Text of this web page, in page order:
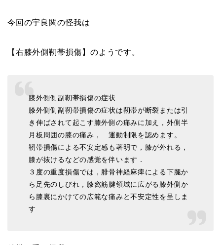
今回の宇良関の怪我は
【右膝外側靭帯損傷】のようです。
膝外側側副靭帯損傷の症状
膝外側側副靭帯損傷の症状は靭帯が断裂または引
き伸ばされて起こす膝外側の痛みに加え，外側半
月板周囲の膝の痛み， 運動制限を認めます。
靭帯損傷による不安定感も著明で，膝が外れる，
膝が抜けるなどの感覚を伴います．
３度の重度損傷では，腓骨神経麻痺による下腿か
ら足先のしびれ，膝窩筋腱領域に広がる膝外側か
ら膝裏にかけての広範な痛みと不安定性を呈しま
す